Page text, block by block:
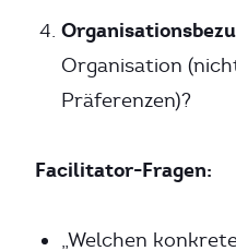
Organisation
Präferenzen)?
Facilitator-Fragen:
„Welchen